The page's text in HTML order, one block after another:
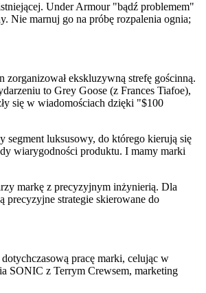
Under Armour "bądź problemem"
Nie marnuj go na próbę rozpalenia ognia;
ekskluzywną strefę gościnną.
to Grey Goose (z Frances Tiafoe),
się w wiadomościach dzięki "$100
luksusowy, do którego kierują się
wiarygodności produktu. I mamy marki
markę z precyzyjnym inżynierią. Dla
precyzyjne strategie skierowane do
pracę marki, celując w
SONIC z Terrym Crewsem, marketing